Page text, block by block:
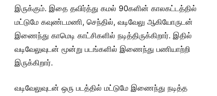
இருக்கும். இதை தவிர்த்து கமல் 90களின் காலகட்டத்தில்
மட்டுமே கவுண்டமணி, செந்தில், வடிவேலு ஆகியோருடன்
இணைந்து காமெடி காட்சிகளில் நடித்திருக்கிறார். இதில்
வடிவேலுவுடன் மூன்று படங்களில் இணைந்து பணியாற்றி
இருக்கிறார்.
வடிவேலுவுடன் ஒரு படத்தில் மட்டுமே இணைந்து நடித்த